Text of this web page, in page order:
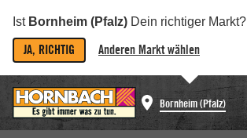
Ist Bornheim (Pfalz) Dein richtiger Markt?
JA, RICHTIG Anderen Markt wählen
Bornheim (Pfalz)